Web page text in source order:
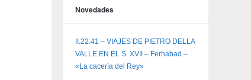
Novedades
II.22.41 – VIAJES DE PIETRO DELLA
VALLE EN EL S. XVII – Ferhabad –
«La cacería del Rey»